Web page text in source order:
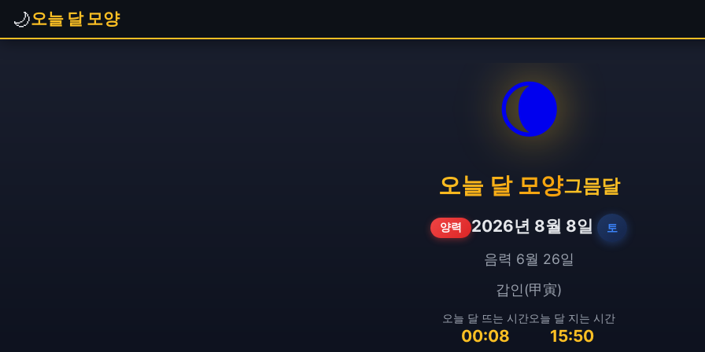
🌙오늘 달 모양
🌘
오늘 달 모양그믐달
양력 2026년 8월 8일 토
음력 6월 26일
갑인(甲寅)
오늘 달 뜨는 시간
00:08
오늘 달 지는 시간
15:50